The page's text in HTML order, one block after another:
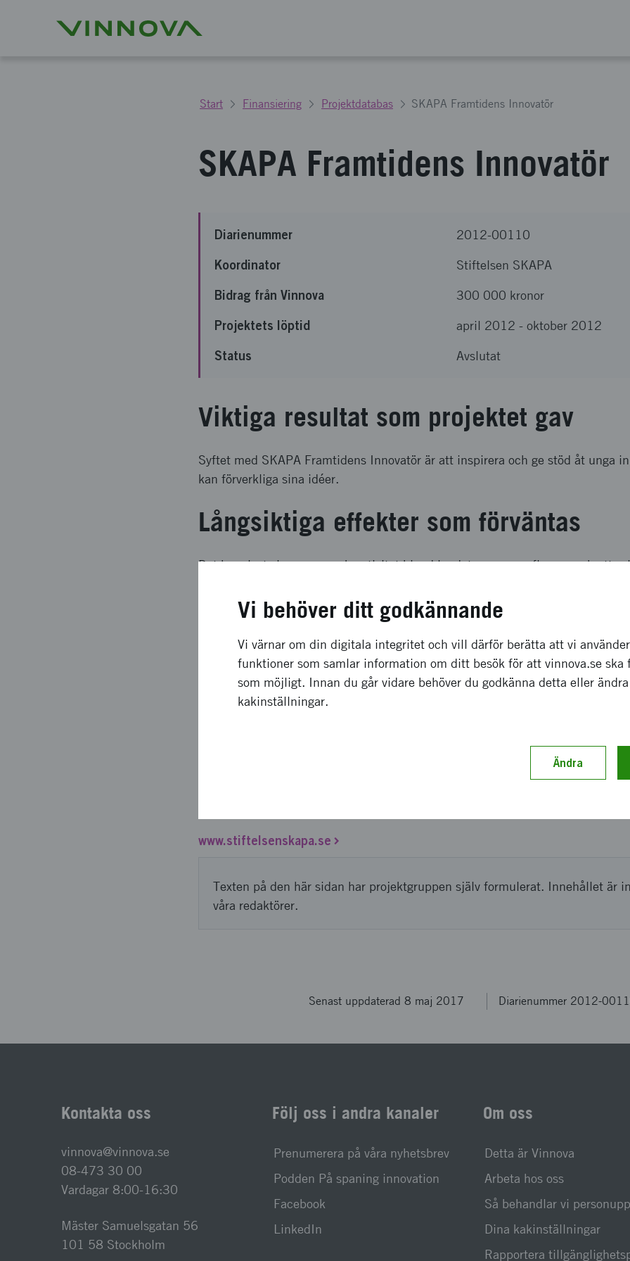
Start Finansiering Projektdatabas SKAPA Framtidens Innovatör
SKAPA Framtidens Innovatör
Diarienummer 2012-00110
Koordinator Stiftelsen SKAPA
Bidrag från Vinnova 300 000 kronor
Projektets löptid april 2012 - oktober 2012
Status Avslutat
Viktiga resultat som projektet gav
Syftet med SKAPA Framtidens Innovatör är att inspirera och ge stöd åt unga
kan förverkliga sina idéer.
Långsiktiga effekter som förväntas
Det har visat sig en enorm kreativitet bland landets unga uppfinnare och att
Upplägg och genomförande
SKAPA Framtidens Innovatör 2012 delades ut den 11 oktober 2012 i
Eget på Stockholmsmässan i älvsjö. Marknadsföring har skett genom
pressmeddelanden, nationellt och anpassande pressmeddelanden till 13 län
www.stiftelsenskapa, Svenska Uppfinnareföreningens hemsida, länkar från
Tillväxtverket och Vinnova, Almi och Stiftelsen Agne Johanssons hemsidor.
www.stiftelsenskapa.se
Texten på den här sidan har projektgruppen själv formulerat. Innehållet är
våra redaktörer.
Senast uppdaterad 8 maj 2017 Diarienummer 2012-
Kontakta oss
vinnova@vinnova.se
08-473 30 00
Vardagar 8:00-16:30
Mäster Samuelsgatan 56
101 58 Stockholm
Följ oss i andra kanaler
Prenumerera på våra nyhetsbrev
Podden På spaning innovation
Facebook
LinkedIn
Om oss
Detta är Vinnova
Arbeta hos oss
Så behandlar vi
Dina kakinställningar
Rapportera
Vi behöver ditt godkännande
Vi värnar om din digitala integritet och vill därför berätta att vi
funktioner som samlar information om ditt besök för att vinnova.se ska
som möjligt. Innan du går vidare behöver du godkänna detta eller
kakinställningar.
Ändra